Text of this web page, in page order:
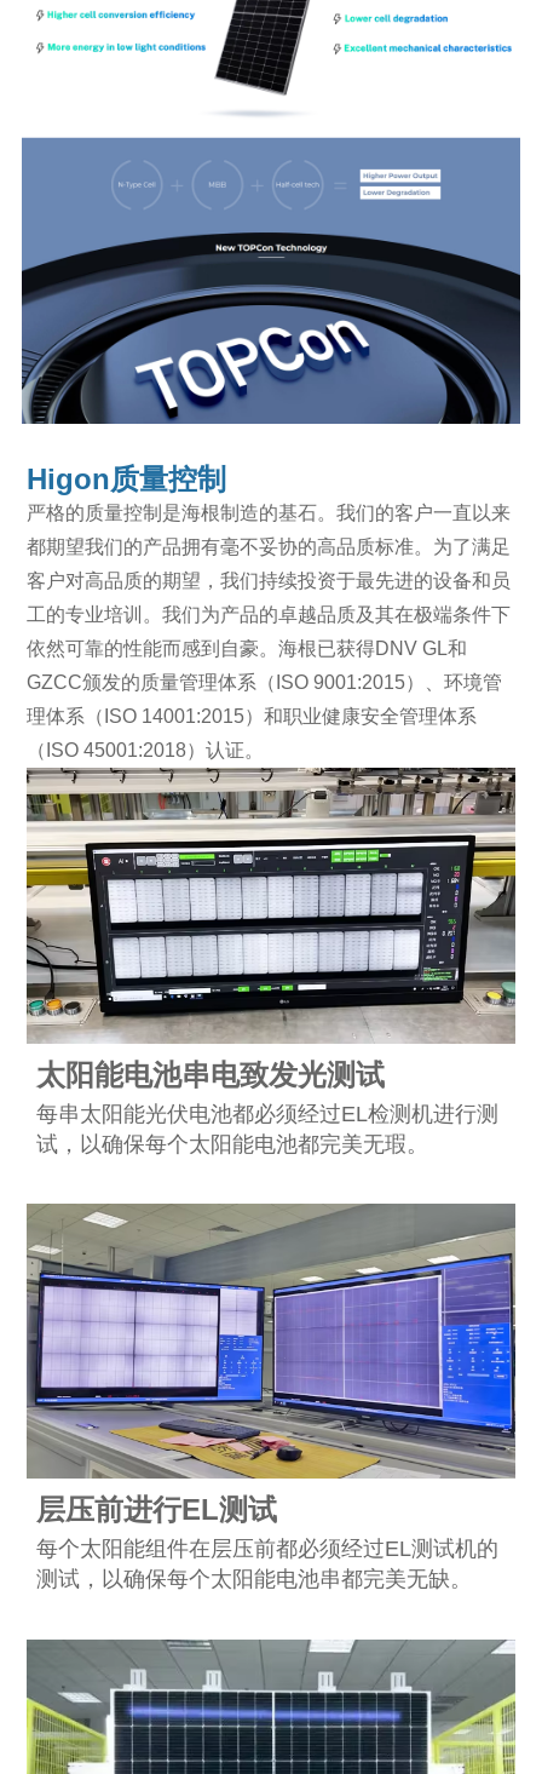
Higon质量控制
严格的质量控制是海根制造的基石。我们的客户一直以来
都期望我们的产品拥有毫不妥协的高品质标准。为了满足
客户对高品质的期望，我们持续投资于最先进的设备和员
工的专业培训。我们为产品的卓越品质及其在极端条件下
依然可靠的性能而感到自豪。海根已获得DNV GL和
GZCC颁发的质量管理体系（ISO 9001:2015）、环境管
理体系（ISO 14001:2015）和职业健康安全管理体系
（ISO 45001:2018）认证。
太阳能电池串电致发光测试
每串太阳能光伏电池都必须经过EL检测机进行测
试，以确保每个太阳能电池都完美无瑕。
层压前进行EL测试
每个太阳能组件在层压前都必须经过EL测试机的
测试，以确保每个太阳能电池串都完美无缺。